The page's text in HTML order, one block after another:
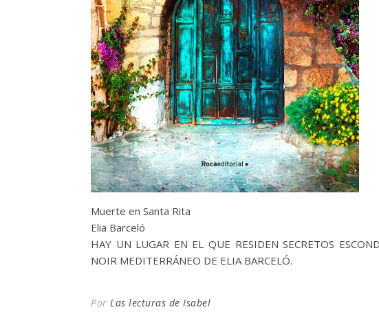
Muerte en Santa Rita
Elia Barceló
HAY UN LUGAR EN EL QUE RESIDEN SECRETOS
NOIR MEDITERRÁNEO DE ELIA BARCELÓ.
Por Las lecturas de Isabel